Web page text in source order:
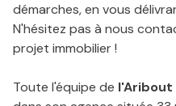
démarches, en vous
N'hésitez pas à nous
projet immobilier !
Toute l'équipe de l'Aribout